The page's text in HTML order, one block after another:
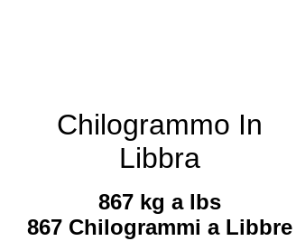
Chilogrammo In
Libbra
867 kg a lbs
867 Chilogrammi a Libbre